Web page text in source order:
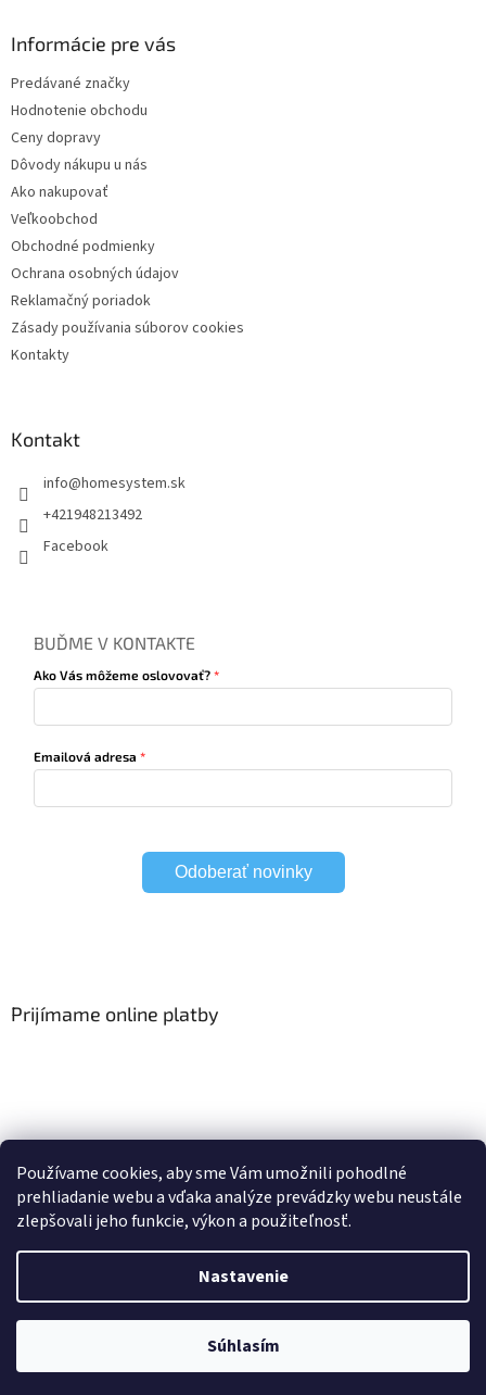
Používame cookies, aby sme Vám umožnili pohodlné
prehliadanie webu a vďaka analýze prevádzky webu neustále
zlepšovali jeho funkcie, výkon a použiteľnosť.
Nastavenie
Súhlasím
Informácie pre vás
Predávané značky
Hodnotenie obchodu
Ceny dopravy
Dôvody nákupu u nás
Ako nakupovať
Veľkoobchod
Obchodné podmienky
Ochrana osobných údajov
Reklamačný poriadok
Zásady používania súborov cookies
Kontakty
Kontakt
info@homesystem.sk
+421948213492
Facebook
BUĎME V KONTAKTE
Ako Vás môžeme oslovovať?
Emailová adresa
Odoberať novinky
Prijímame online platby
Copyright 2026HomeSystem.sk. Všetky práva vyhradené.Upraviť
nastavenie cookies